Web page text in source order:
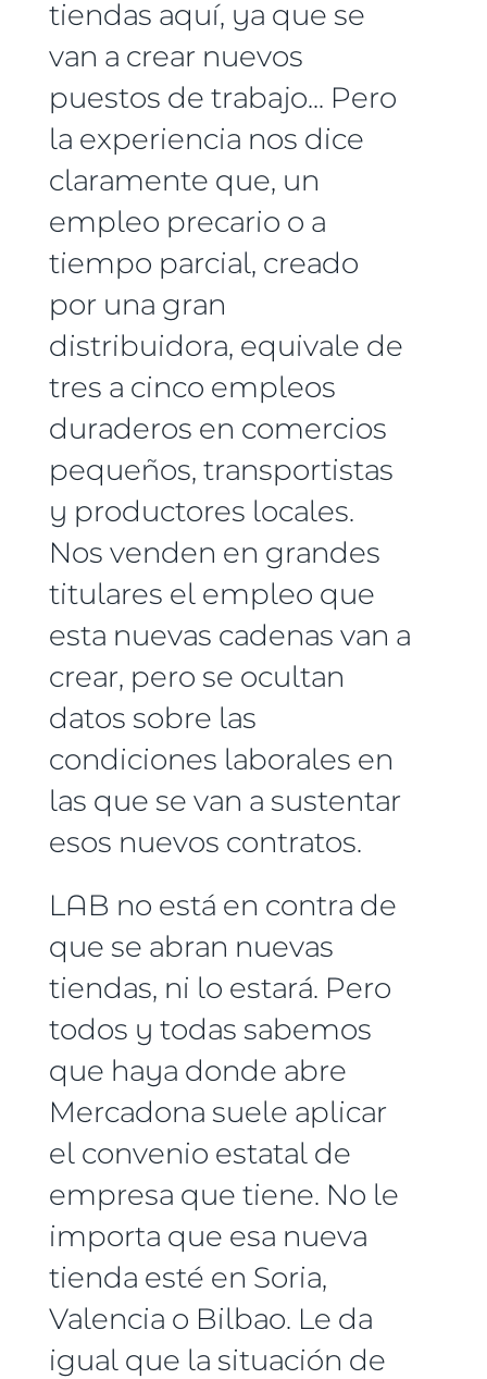
tiendas aquí, ya que se
van a crear nuevos
puestos de trabajo... Pero
la experiencia nos dice
claramente que, un
empleo precario o a
tiempo parcial, creado
por una gran
distribuidora, equivale de
tres a cinco empleos
duraderos en comercios
pequeños, transportistas
y productores locales.
Nos venden en grandes
titulares el empleo que
esta nuevas cadenas van a
crear, pero se ocultan
datos sobre las
condiciones laborales en
las que se van a sustentar
esos nuevos contratos.
LAB no está en contra de
que se abran nuevas
tiendas, ni lo estará. Pero
todos y todas sabemos
que haya donde abre
Mercadona suele aplicar
el convenio estatal de
empresa que tiene. No le
importa que esa nueva
tienda esté en Soria,
Valencia o Bilbao. Le da
igual que la situación de